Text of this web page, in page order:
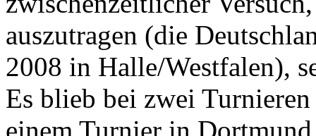
auszutragen (die
2008 in Halle/Westfalen),
Es blieb bei zwei